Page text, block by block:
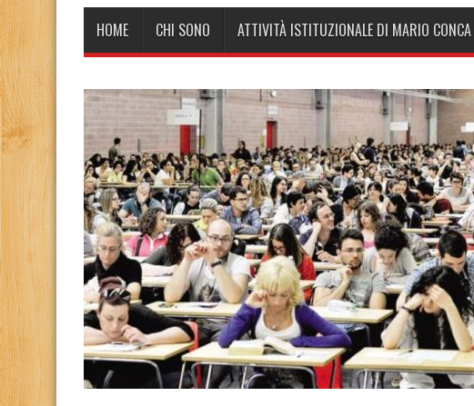
HOME CHI SONO ATTIVITÀ ISTITUZIONALE DI MARIO